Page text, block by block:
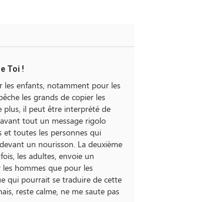
Toi !
les enfants, notamment pour les
les grands de copier les
plus, il peut être interprété de
tout un message rigolo
et toutes les personnes qui
un nourisson. La deuxième
les adultes, envoie un
hommes que pour les
qui pourrait se traduire de cette
reste calme, ne me saute pas